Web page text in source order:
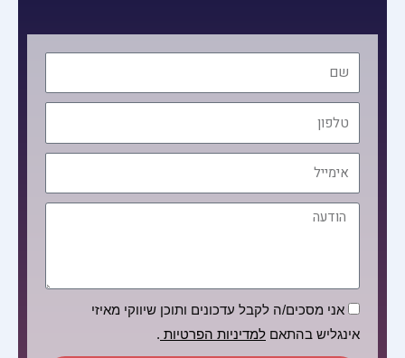
טלפון
הודעה
הסכמה
אני מסכים/ה לקבל עדכונים ותוכן שיווקי מאיזי
אינגליש בהתאם למדיניות הפרטיות .